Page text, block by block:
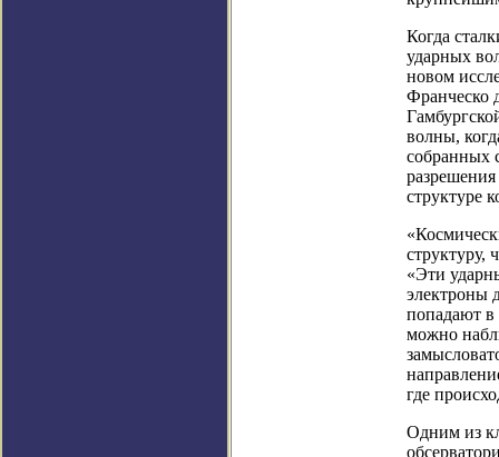
Когда
ударных
новом
Франческо
волны,
собранных
структуре
структуру,
«Эти
электроны
попадают в
можно
где
Одним из